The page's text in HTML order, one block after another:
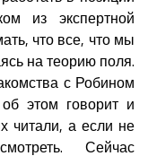
из экспертной
что все, что мы
на теорию поля.
с Робином
этом говорит и
читали, а если не
Сейчас